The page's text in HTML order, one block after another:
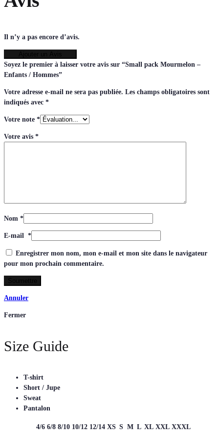
Il n’y a pas encore d’avis.
Soyez le premier à laisser votre avis sur “Small pack Mourmelon –
Enfants / Hommes”
Votre adresse e-mail ne sera pas publiée. Les champs obligatoires sont
indiqués avec *
Votre note *
Votre avis *
Nom *
E-mail *
Enregistrer mon nom, mon e-mail et mon site dans le navigateur
pour mon prochain commentaire.
Annuler
Fermer
Size Guide
T-shirt
Short / Jupe
Sweat
Pantalon
4/6 6/8 8/10 10/12 12/14 XS S M L XL XXL XXXL